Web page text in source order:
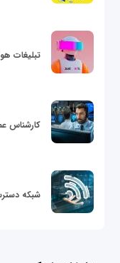
تبلیغات
کارشناس
شبکه